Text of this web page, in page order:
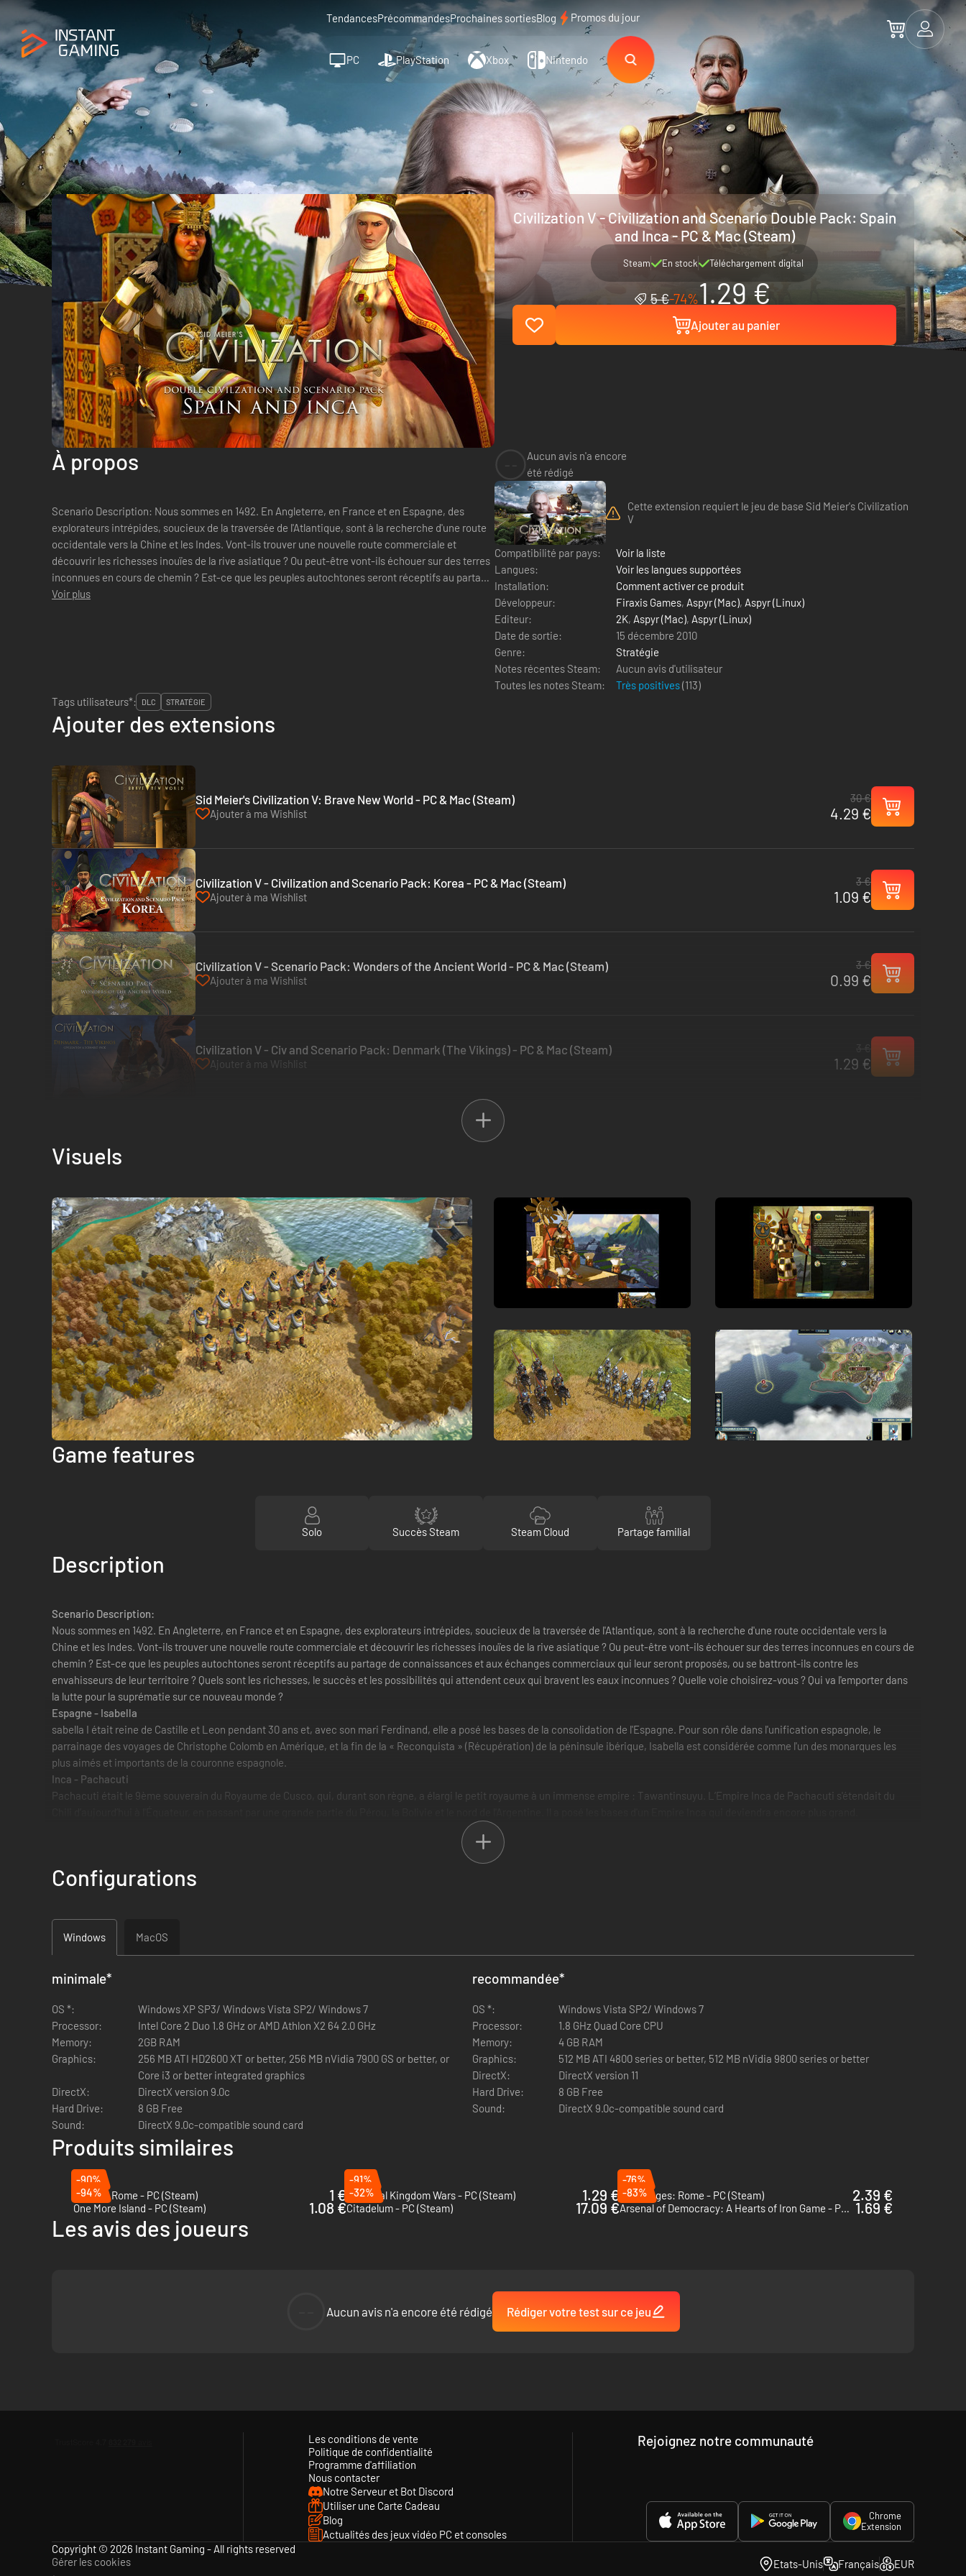
TendancesPrécommandesProchaines sortiesBlog Promos du jour
PC PlayStation Xbox Nintendo
Civilization V - Civilization and Scenario Double Pack: Spain
and Inca - PC & Mac (Steam)
Steam En stock Téléchargement digital
5 €-74%1.29 €
Ajouter au panier
À propos
Scenario Description: Nous sommes en 1492. En Angleterre, en France et en Espagne, des
explorateurs intrépides, soucieux de la traversée de l'Atlantique, sont à la recherche d'une route
occidentale vers la Chine et les Indes. Vont-ils trouver une nouvelle route commerciale et
découvrir les richesses inouïes de la rive asiatique ? Ou peut-être vont-ils échouer sur des terres
inconnues en cours de chemin ? Est-ce que les peuples autochtones seront réceptifs au partage
de connaissances et a...
Voir plus
Aucun avis n'a encore
été rédigé
Cette extension requiert le jeu de base Sid Meier's Civilization
V
Compatibilité par pays:
Voir la liste
Langues:
Voir les langues supportées
Installation:
Comment activer ce produit
Développeur:
Firaxis Games, Aspyr (Mac), Aspyr (Linux)
Editeur:
2K, Aspyr (Mac), Aspyr (Linux)
Date de sortie:
15 décembre 2010
Genre:
Stratégie
Notes récentes Steam:
Aucun avis d'utilisateur
Toutes les notes Steam:
Très positives(113)
Tags utilisateurs*:
DLC STRATÉGIE
Ajouter des extensions
Sid Meier's Civilization V: Brave New World - PC & Mac (Steam)
Ajouter à ma Wishlist
30 €
4.29 €
Civilization V - Civilization and Scenario Pack: Korea - PC & Mac (Steam)
Ajouter à ma Wishlist
3 €
1.09 €
Civilization V - Scenario Pack: Wonders of the Ancient World - PC & Mac (Steam)
Ajouter à ma Wishlist
3 €
0.99 €
Civilization V - Civ and Scenario Pack: Denmark (The Vikings) - PC & Mac (Steam)
Ajouter à ma Wishlist 1.29 €
Visuels
Game features
Solo Succès Steam Steam Cloud Partage familial
Description
Scenario Description:
Nous sommes en 1492. En Angleterre, en France et en Espagne, des explorateurs intrépides, soucieux de la traversée de l'Atlantique, sont à la recherche d'une route occidentale vers la
Chine et les Indes. Vont-ils trouver une nouvelle route commerciale et découvrir les richesses inouïes de la rive asiatique ? Ou peut-être vont-ils échouer sur des terres inconnues en cours de
chemin ? Est-ce que les peuples autochtones seront réceptifs au partage de connaissances et aux échanges commerciaux qui leur seront proposés, ou se battront-ils contre les
envahisseurs de leur territoire ? Quels sont les richesses, le succès et les possibilités qui attendent ceux qui bravent les eaux inconnues ? Quelle voie choisirez-vous ? Qui va l'emporter dans
la lutte pour la suprématie sur ce nouveau monde ?
Espagne - Isabella
sabella I était reine de Castille et Leon pendant 30 ans et, avec son mari Ferdinand, elle a posé les bases de la consolidation de l'Espagne. Pour son rôle dans l'unification espagnole, le
parrainage des voyages de Christophe Colomb en Amérique, et la fin de la « Reconquista » (Récupération) de la péninsule ibérique, Isabella est considérée comme l'un des monarques les
plus aimés et importants de la couronne espagnole.
Inca - Pachacuti
Pachacuti était le 9ème souverain du Royaume de Cusco, qui, durant son règne, a élargi le petit royaume à un immense empire : Tawantinsuyu. L’Empire Inca de Pachacuti s'étendait du
Configurations
Windows MacOS
minimale*
OS *:
Windows XP SP3/ Windows Vista SP2/ Windows 7
Processor:
Intel Core 2 Duo 1.8 GHz or AMD Athlon X2 64 2.0 GHz
Memory:
2GB RAM
Graphics:
256 MB ATI HD2600 XT or better, 256 MB nVidia 7900 GS or better, or
Core i3 or better integrated graphics
DirectX:
DirectX version 9.0c
Hard Drive:
8 GB Free
Sound:
DirectX 9.0c-compatible sound card
recommandée*
OS *:
Windows Vista SP2/ Windows 7
Processor:
1.8 GHz Quad Core CPU
Memory:
4 GB RAM
Graphics:
512 MB ATI 4800 series or better, 512 MB nVidia 9800 series or better
DirectX:
DirectX version 11
Hard Drive:
8 GB Free
Sound:
DirectX 9.0c-compatible sound card
Produits similaires
-90%
CivCity: Rome - PC (Steam)
1 €
-91%
Medieval Kingdom Wars - PC (Steam)
1.29 €
-76%
Grand Ages: Rome - PC (Steam)
2.39 €
-94%
One More Island - PC (Steam)
1.08 €
-32%
Citadelum - PC (Steam)
17.09 €
-83%
Arsenal of Democracy: A Hearts of Iron Game - PC (Steam) 1.69 €
Les avis des joueurs
Aucun avis n'a encore été rédigé Rédiger votre test sur ce jeu
Les conditions de vente
Politique de confidentialité
Programme d'affiliation
Nous contacter
Notre Serveur et Bot Discord
Utiliser une Carte Cadeau
Blog
Actualités des jeux vidéo PC et consoles
Rejoignez notre communauté
Chrome
Extension
Copyright © 2026 Instant Gaming - All rights reserved
Gérer les cookies
Etats-Unis Français EUR